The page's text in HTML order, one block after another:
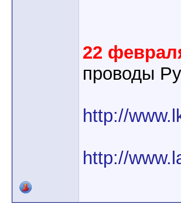
22
проводы
http://
http://